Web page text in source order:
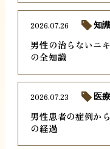
男性の治らないニ
の全知識
2026.07.26 知識
男性患者の症例か
の経過
2026.07.23 医療